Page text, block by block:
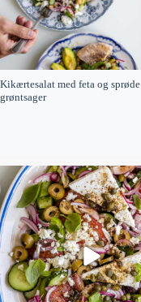
Kikærtesalat med feta og sprøde
grøntsager